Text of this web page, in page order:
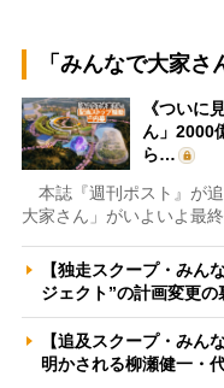
「みんなで大家
《ついに
ん」2000
ら…
本誌『週刊ポスト』が
大家さん」がいよいよ最
【独走スクープ・みん
ジェクト”の計画変更
【追及スクープ・みん
明かされる柳瀬健一・